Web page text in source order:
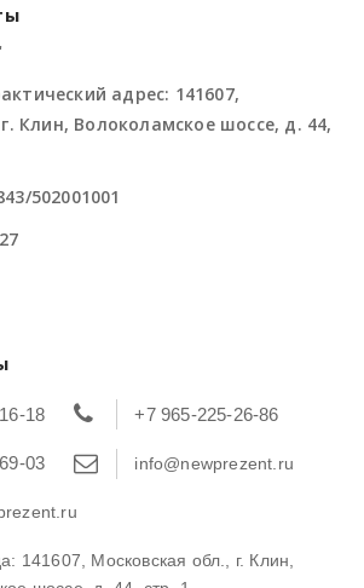
адрес: 141607,
Клин, Волоколамское шоссе, д. 44,
502001001
18 +7 965-225-26-86
03 info@newprezent.ru
141607, Московская обл., г. Клин,